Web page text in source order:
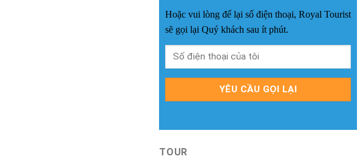
Hoặc vui lòng để lại số điện thoại, Royal Tourist
sẽ gọi lại Quý khách sau ít phút.
TOUR